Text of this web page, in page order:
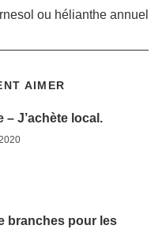
ou hélianthe annuel
AIMER
– J’achète local.
branches pour les